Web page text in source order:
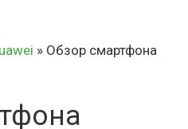
» Обзор смартфона